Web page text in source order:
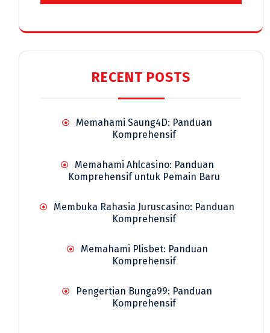
RECENT POSTS
Memahami Saung4D: Panduan
Komprehensif
Memahami Ahlcasino: Panduan
Komprehensif untuk Pemain Baru
Membuka Rahasia Juruscasino: Panduan
Komprehensif
Memahami Plisbet: Panduan
Komprehensif
Pengertian Bunga99: Panduan
Komprehensif